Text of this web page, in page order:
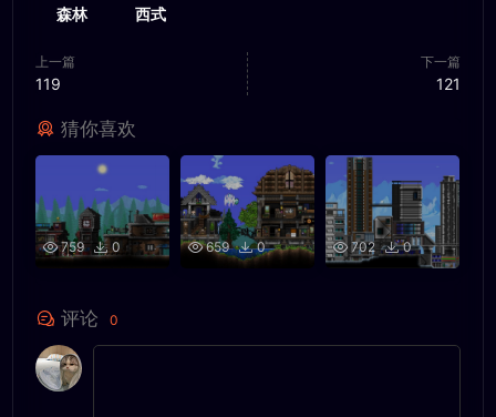
森林 西式
上一篇
119
下一篇
121
猜你喜欢
759 0 659 0 702 0
评论 0